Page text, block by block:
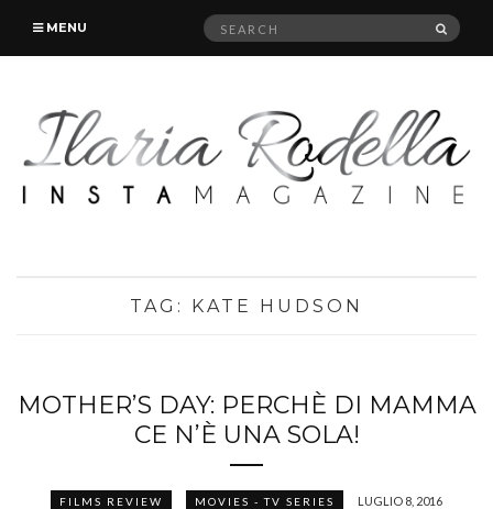
MENU
Search
TAG: KATE HUDSON
MOTHER’S DAY: PERCHÈ DI MAMMA
CE N’È UNA SOLA!
FILMS REVIEW MOVIES - TV SERIES LUGLIO 8, 2016